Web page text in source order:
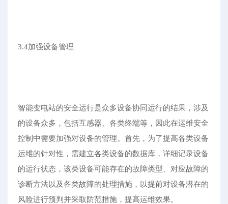
3.4加强设备管理
智能变电站的安全运行是众多设备协同运行的结果，涉及
的设备众多，包括互感器、各类终端等，因此在运维安全
控制中需要加强对设备的管理。首先，为了提高各类设备
运维的针对性，需建立各类设备的数据库，详细记录设备
的运行状态，该类设备可能存在的故障类型、对应故障的
诊断方法以及各类故障的处理措施，以提前对设备潜在的
风险进行预判并采取防范措施，提高运维效果。